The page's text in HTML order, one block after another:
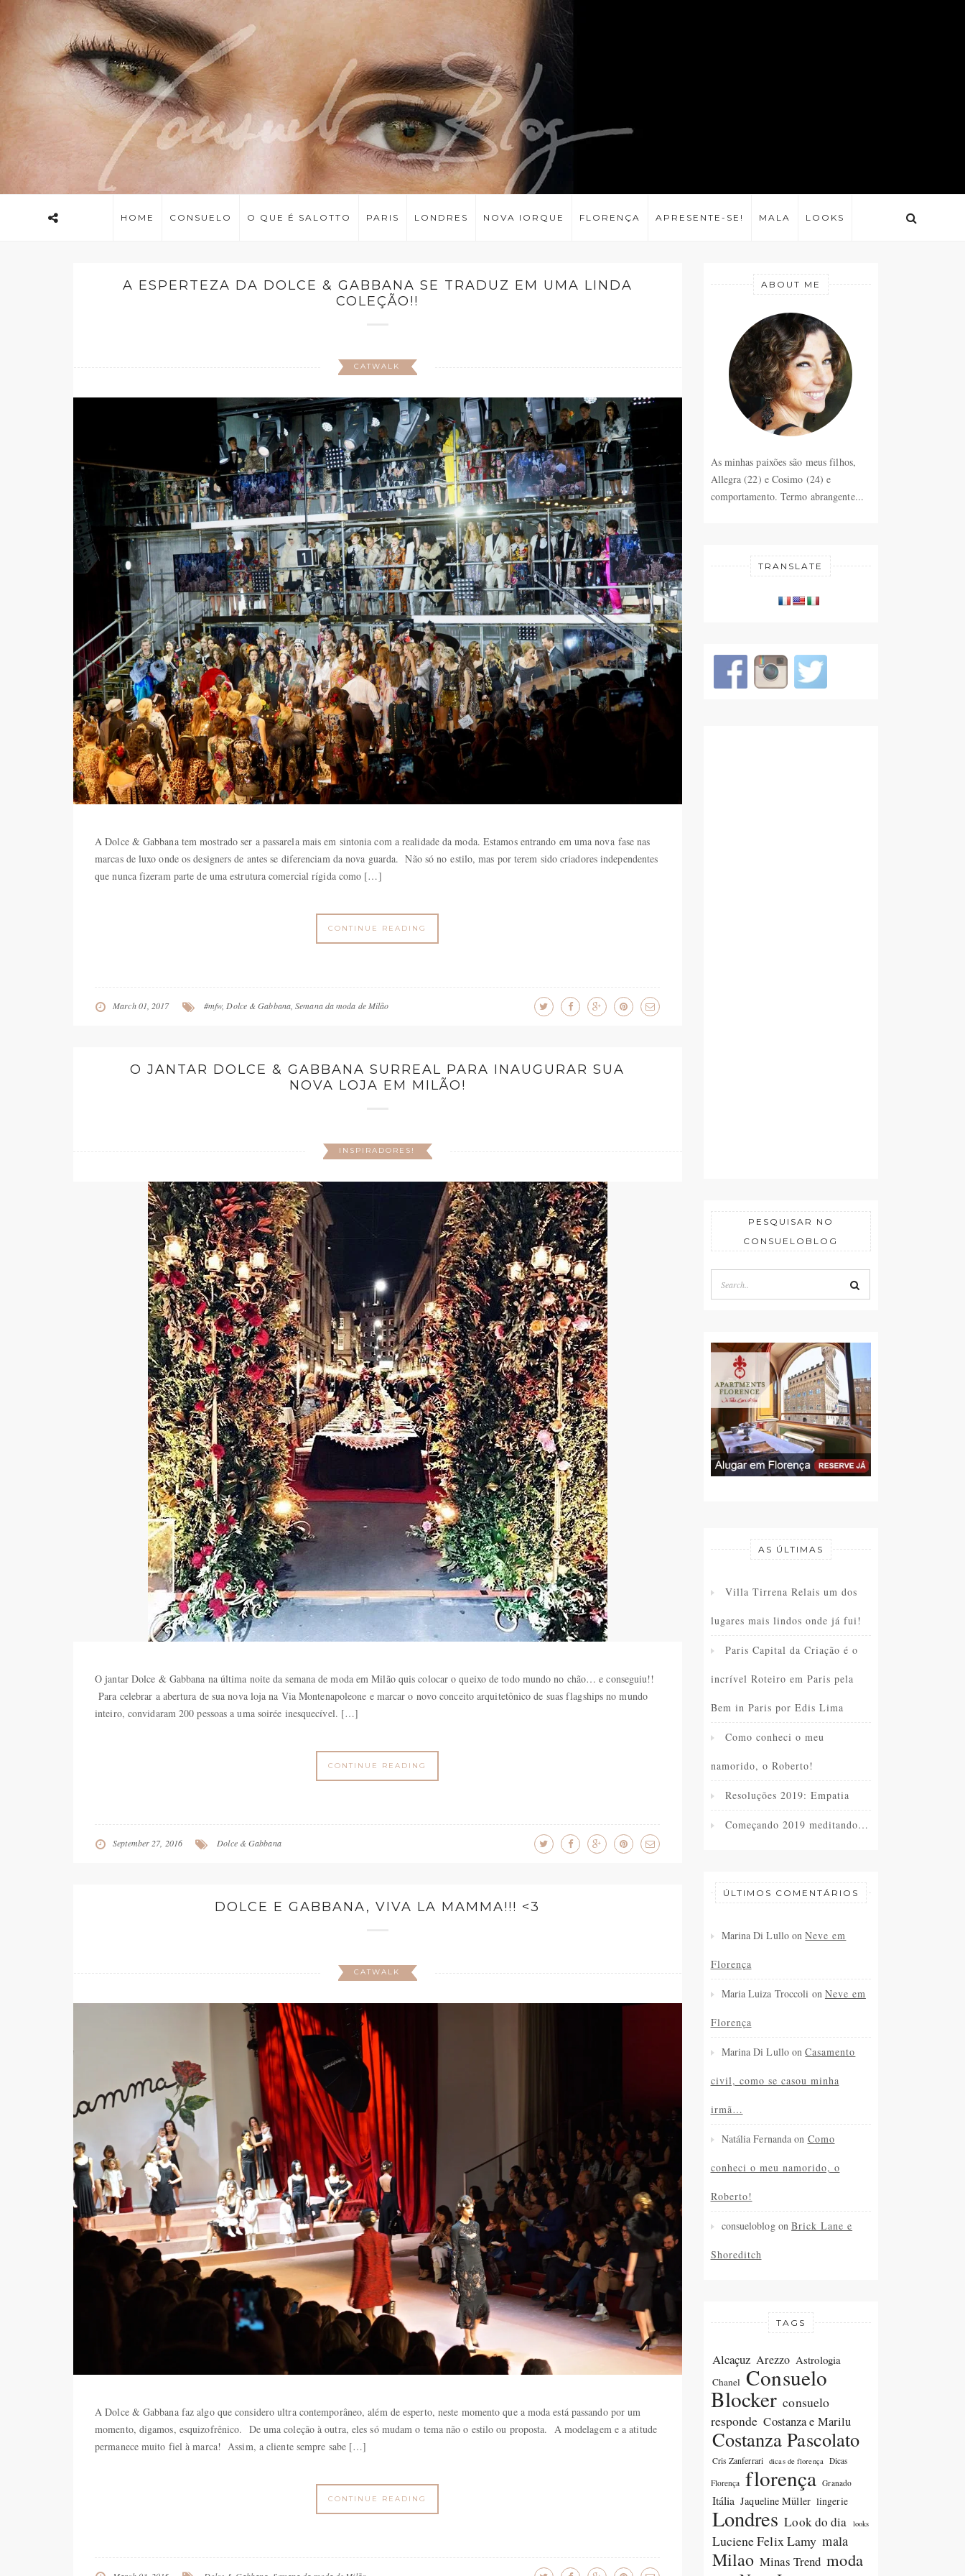
HOME CONSUELO O QUE É SALOTTO PARIS LONDRES NOVA IORQUE FLORENÇA APRESENTE-SE! MALA LOOKS
A ESPERTEZA DA DOLCE & GABBANA SE TRADUZ EM UMA LINDA
COLEÇÃO!!
CATWALK
A Dolce & Gabbana tem mostrado ser a passarela mais em sintonia com a realidade da moda. Estamos entrando em uma nova fase nas
marcas de luxo onde os designers de antes se diferenciam da nova guarda. Não só no estilo, mas por terem sido criadores independentes
que nunca fizeram parte de uma estrutura comercial rígida como […]
CONTINUE READING
March 01, 2017 #mfw, Dolce & Gabbana,Semana da moda de Milão
O JANTAR DOLCE & GABBANA SURREAL PARA INAUGURAR SUA
NOVA LOJA EM MILÃO!
INSPIRADORES!
O jantar Dolce & Gabbana na última noite da semana de moda em Milão quis colocar o queixo de todo mundo no chão… e conseguiu!!
Para celebrar a abertura de sua nova loja na Via Montenapoleone e marcar o novo conceito arquitetônico de suas flagships no mundo
inteiro, convidaram 200 pessoas a uma soirée inesquecível. […]
CONTINUE READING
September 27, 2016 Dolce & Gabbana
DOLCE E GABBANA, VIVA LA MAMMA!!! <3
CATWALK
A Dolce & Gabbana faz algo que considero ultra contemporâneo, além de esperto, neste momento que a moda está passando por um
momento, digamos, esquizofrênico. De uma coleção à outra, eles só mudam o tema não o estilo ou proposta. A modelagem e a atitude
permanece muito fiel à marca! Assim, a cliente sempre sabe […]
CONTINUE READING
ABOUT ME
As minhas paixões são meus filhos,
Allegra (22) e Cosimo (24) e
comportamento. Termo abrangente...
TRANSLATE
PESQUISAR NO
CONSUELOBLOG
AS ÚLTIMAS
Villa Tirrena Relais um dos
lugares mais lindos onde já fui!
Paris Capital da Criação é o
incrível Roteiro em Paris pela
Bem in Paris por Edis Lima
Como conheci o meu
namorido, o Roberto!
Resoluções 2019: Empatia
Começando 2019 meditando…
ÚLTIMOS COMENTÁRIOS
Marina Di Lullo onNeve em
Florença
Maria Luiza Troccoli on Neve em
Florença
Marina Di Lullo onCasamento
civil, como se casou minha
irmã…
Natália Fernanda on Como
conheci o meu namorido, o
Roberto!
consueloblogonBrick Lane e
Shoreditch
TAGS
Alcaçuz Arezzo Astrologia
Chanel Consuelo
Blocker consuelo
responde Costanza e Marilu
Costanza Pascolato
Cris Zanferrari dicas de florença Dicas
Florença florença Granado
Itália Jaqueline Müller lingerie
Londres Look do dia looks
Luciene Felix Lamy mala
Milao Minas Trend moda